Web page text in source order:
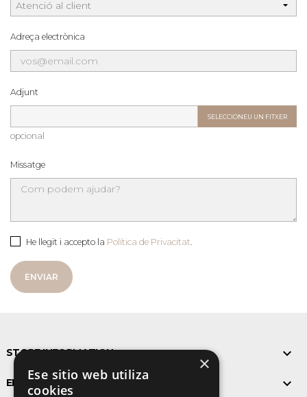
Adreça electrònica
Adjunt
SELECCIONEU UN FITXER
opcional
Missatge
He llegit i accepto la Política de Privacitat.
STORE INFORMATION 
ELS NOSTRES PRODUCTES 
×
Ese sitio web utiliza
cookies